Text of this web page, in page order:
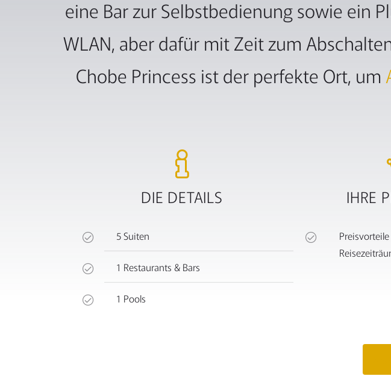
eine Bar zur Selbstbedienung sowie ein
WLAN, aber dafür mit Zeit zum
Chobe Princess ist der perfekte Ort, um
DIE DETAILS
5 Suiten
1 Restaurants & Bars
1 Pools
IHRE